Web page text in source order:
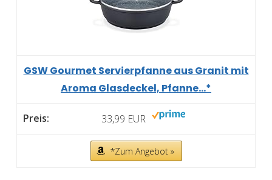
GSW Gourmet Servierpfanne aus Granit mit
Aroma Glasdeckel, Pfanne...*
33,99 EUR
*Zum Angebot »